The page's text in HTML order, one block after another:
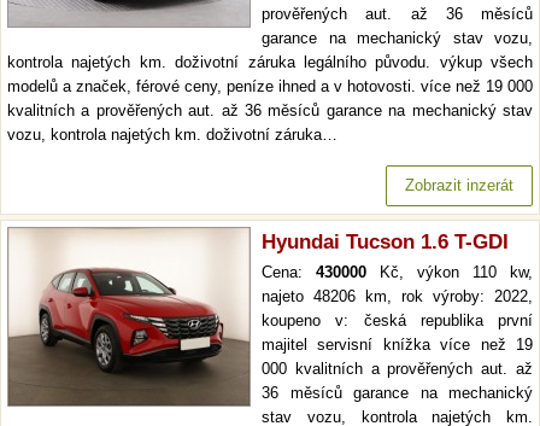
prověřených aut. až 36 měsíců
garance na mechanický stav vozu,
kontrola najetých km. doživotní záruka legálního původu. výkup všech
modelů a značek, férové ceny, peníze ihned a v hotovosti. více než 19 000
kvalitních a prověřených aut. až 36 měsíců garance na mechanický stav
vozu, kontrola najetých km. doživotní záruka…
Zobrazit inzerát
Hyundai Tucson 1.6 T-GDI
Cena: 430000 Kč, výkon 110 kw,
najeto 48206 km, rok výroby: 2022,
koupeno v: česká republika první
majitel servisní knížka více než 19
000 kvalitních a prověřených aut. až
36 měsíců garance na mechanický
stav vozu, kontrola najetých km.